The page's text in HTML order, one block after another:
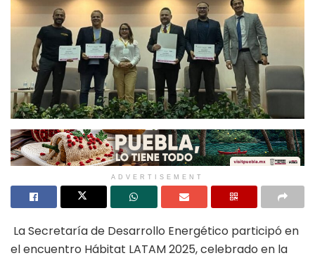
ADVERTISEMENT
La Secretaría de Desarrollo Energético participó en
el encuentro Hábitat LATAM 2025, celebrado en la